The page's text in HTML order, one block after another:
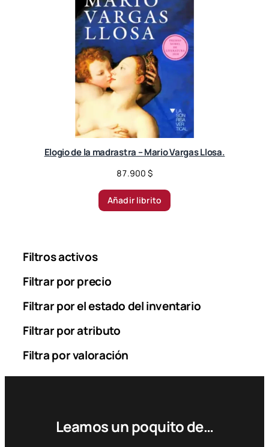
Elogio de la madrastra – Mario Vargas Llosa.
87.900 $
Añadir librito
Filtros activos
Filtrar por precio
Filtrar por el estado del inventario
Filtrar por atributo
Filtra por valoración
Leamos un poquito de…